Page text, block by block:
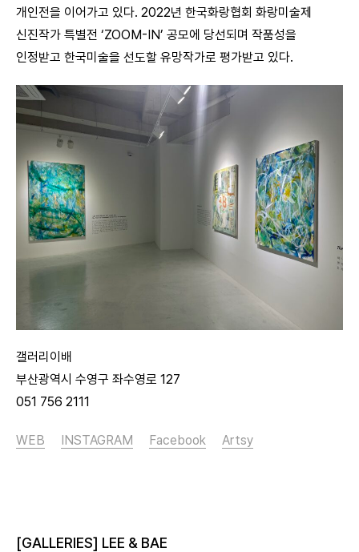
개인전을 이어가고 있다. 2022년 한국화랑협회 화랑미술제
신진작가 특별전 ‘ZOOM-IN’ 공모에 당선되며 작품성을
인정받고 한국미술을 선도할 유망작가로 평가받고 있다.
갤러리이배
부산광역시 수영구 좌수영로 127
051 756 2111
WEB INSTAGRAM Facebook Artsy
[GALLERIES] LEE & BAE